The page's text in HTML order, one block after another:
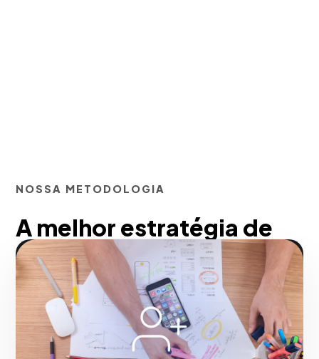
NOSSA METODOLOGIA
A melhor estratégia de
Alianças com líderes de
opinião para amplificar
ou alcançar naturalmente
em Belo Horizonte